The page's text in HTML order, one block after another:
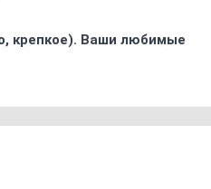
крепкое). Ваши любимые